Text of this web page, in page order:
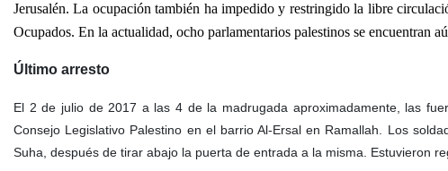
Jerusalén. La ocupación también ha impedido y restringido la libre
Ocupados. En la actualidad, ocho parlamentarios palestinos se encuentran
Último arresto
El 2 de julio de 2017 a las 4 de la madrugada aproximadamente, las
Consejo Legislativo Palestino en el barrio Al-Ersal en Ramallah. Los
Suha, después de tirar abajo la puerta de entrada a la misma. Estuvieron